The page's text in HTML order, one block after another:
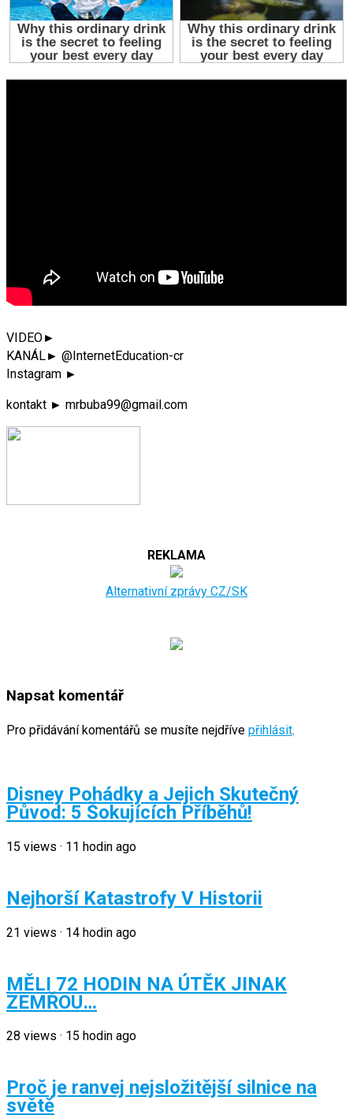
VIDEO►
KANÁL► @InternetEducation-cr
Instagram ►
kontakt ► mrbuba99@gmail.com
REKLAMA
Alternativní zprávy CZ/SK
Napsat komentář
Pro přidávání komentářů se musíte nejdříve přihlásit.
Disney Pohádky a Jejich Skutečný
Původ: 5 Šokujících Příběhů!
15 views · 11 hodin ago
Nejhorší Katastrofy V Historii
21 views · 14 hodin ago
MĚLI 72 HODIN NA ÚTĚK JINAK
ZEMŘOU…
28 views · 15 hodin ago
Proč je ranvej nejsložitější silnice na
světě